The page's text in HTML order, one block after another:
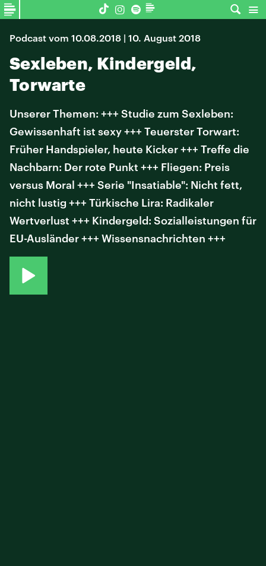
Podcast vom 10.08.2018 | 10. August 2018
Sexleben, Kindergeld,
Torwarte
Unserer Themen: +++ Studie zum Sexleben:
Gewissenhaft ist sexy +++ Teuerster Torwart:
Früher Handspieler, heute Kicker +++ Treffe die
Nachbarn: Der rote Punkt +++ Fliegen: Preis
versus Moral +++ Serie "Insatiable": Nicht fett,
nicht lustig +++ Türkische Lira: Radikaler
Wertverlust +++ Kindergeld: Sozialleistungen für
EU-Ausländer +++ Wissensnachrichten +++